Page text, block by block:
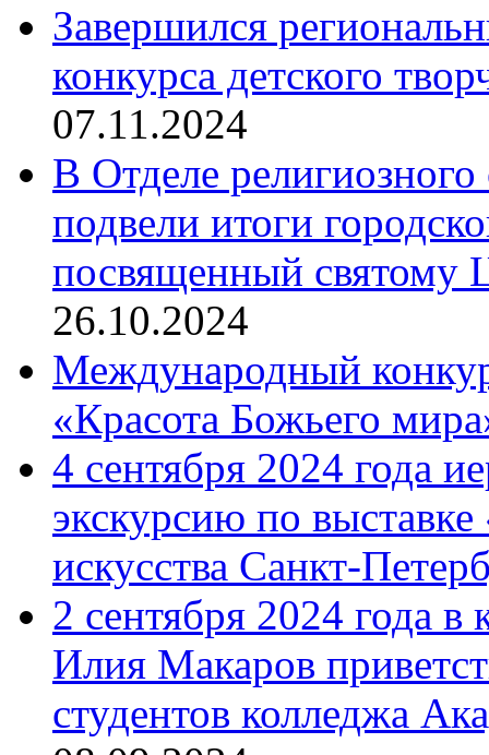
Завершился
конкурса детского
07.11.2024
В Отделе религиозного
подвели итоги
посвященный святому
26.10.2024
Международный
«Красота Божьего
4 сентября 2024 года
экскурсию по
искусства Санкт-
2 сентября 2024 года
Илия Макаров
студентов колледжа